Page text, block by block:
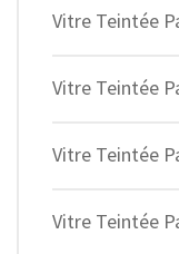
Vitre Teintée
Vitre Teintée
Vitre Teintée
Vitre Teintée